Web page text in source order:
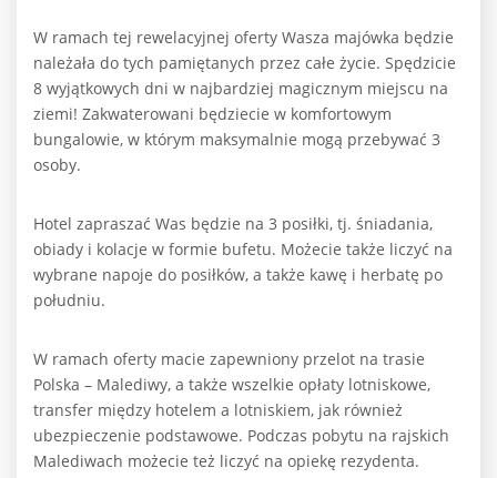
W ramach tej rewelacyjnej oferty Wasza majówka będzie
należała do tych pamiętanych przez całe życie. Spędzicie
8 wyjątkowych dni w najbardziej magicznym miejscu na
ziemi! Zakwaterowani będziecie w komfortowym
bungalowie, w którym maksymalnie mogą przebywać 3
osoby.
Hotel zapraszać Was będzie na 3 posiłki, tj. śniadania,
obiady i kolacje w formie bufetu. Możecie także liczyć na
wybrane napoje do posiłków, a także kawę i herbatę po
południu.
W ramach oferty macie zapewniony przelot na trasie
Polska – Malediwy, a także wszelkie opłaty lotniskowe,
transfer między hotelem a lotniskiem, jak również
ubezpieczenie podstawowe. Podczas pobytu na rajskich
Malediwach możecie też liczyć na opiekę rezydenta.